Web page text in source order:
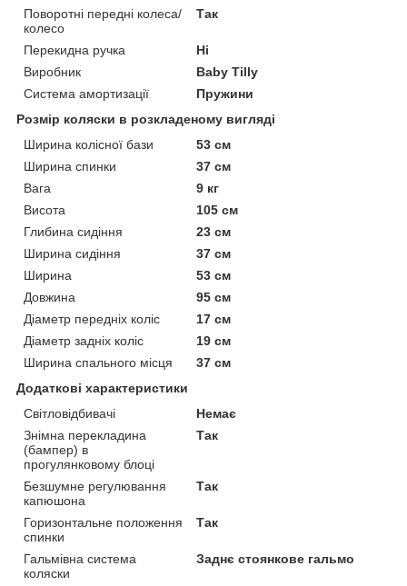
Поворотні передні колеса/
колесо
Так
Перекидна ручка
Ні
Виробник
Baby Tilly
Система амортизації
Пружини
Розмір коляски в розкладеному вигляді
Ширина колісної бази
53 см
Ширина спинки
37 см
Вага
9 кг
Висота
105 см
Глибина сидіння
23 см
Ширина сидіння
37 см
Ширина
53 см
Довжина
95 см
Діаметр передніх коліс
17 см
Діаметр задніх коліс
19 см
Ширина спального місця
37 см
Додаткові характеристики
Світловідбивачі
Немає
Знімна перекладина
(бампер) в
прогулянковому блоці
Так
Безшумне регулювання
капюшона
Так
Горизонтальне положення
спинки
Так
Гальмівна система
коляски
Заднє стоянкове гальмо